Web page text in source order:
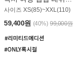
사이즈 XS(85)~XXL(110)
59,400원 (40%) 99,000원